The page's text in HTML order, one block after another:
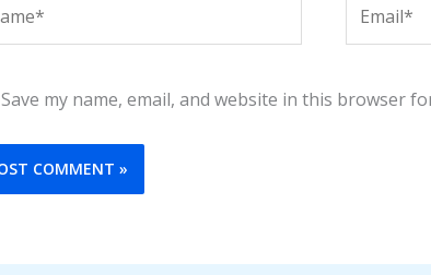
Save my name, email, and website in this browser